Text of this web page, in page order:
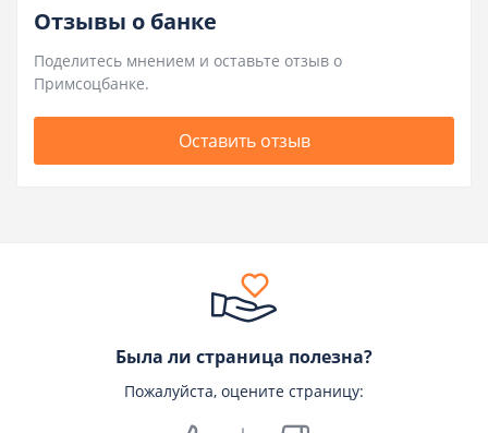
Отзывы о банке
Поделитесь мнением и оставьте отзыв о
Примсоцбанке.
Оставить отзыв
Была ли страница полезна?
Пожалуйста, оцените страницу: